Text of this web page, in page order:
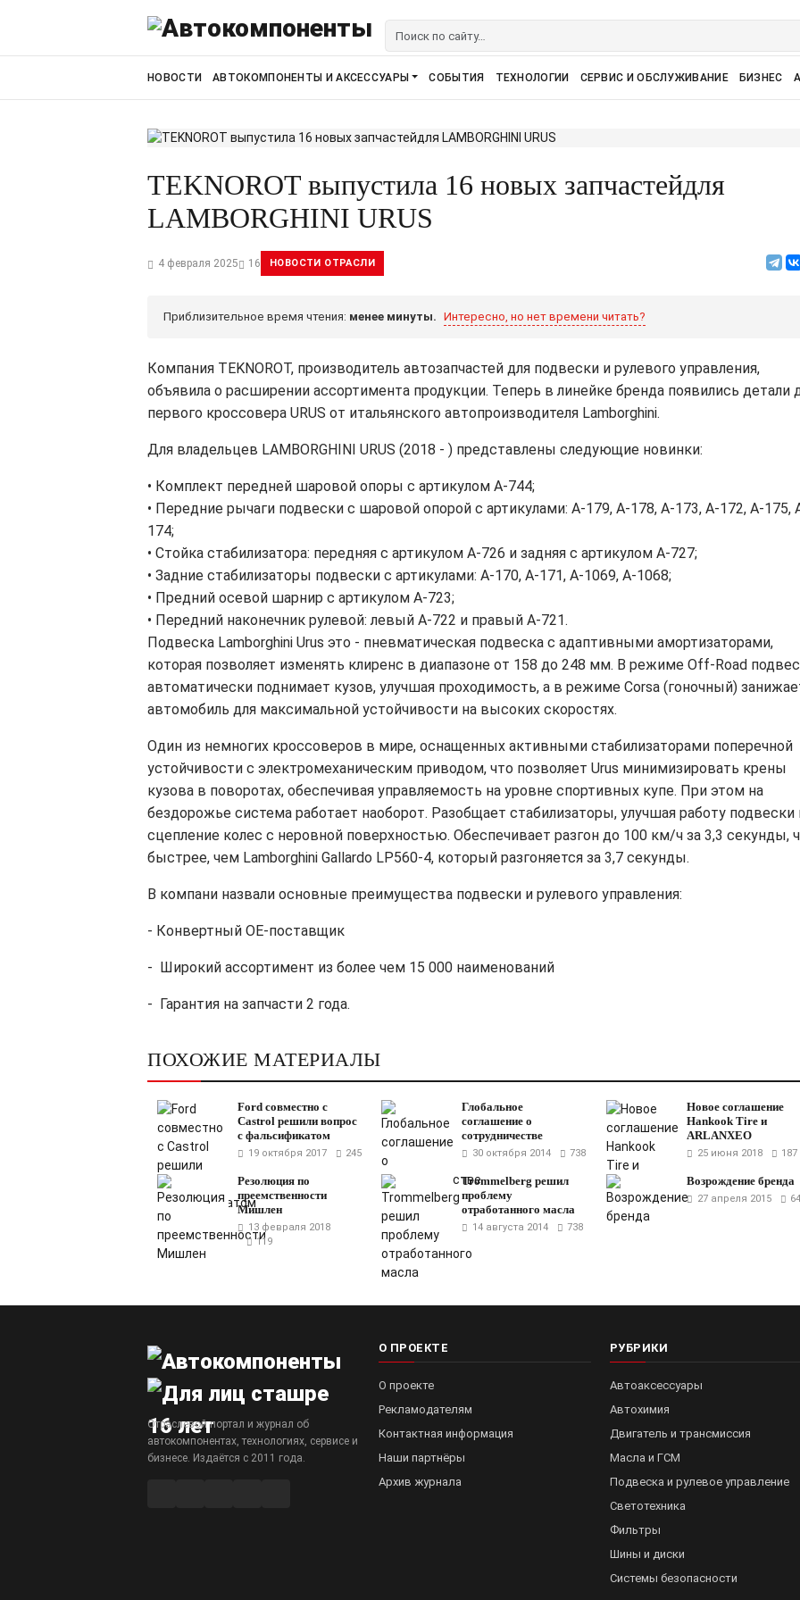
НОВОСТИ АВТОКОМПОНЕНТЫ И АКСЕССУАРЫ СОБЫТИЯ ТЕХНОЛОГИИ СЕРВИС И ОБСЛУЖИВАНИЕ БИЗНЕС
TEKNOROT выпустила 16 новых запчастейдля
LAMBORGHINI URUS
4 февраля 2025 16 НОВОСТИ ОТРАСЛИ
Приблизительное время чтения: менее минуты. Интересно, но нет времени читать?
Компания TEKNOROT, производитель автозапчастей для подвески и рулевого управления,
объявила о расширении ассортимента продукции. Теперь в линейке бренда появились детали
первого кроссовера URUS от итальянского автопроизводителя Lamborghini.
Для владельцев LAMBORGHINI URUS (2018 - ) представлены следующие новинки:
• Комплект передней шаровой опоры с артикулом A-744;
• Передние рычаги подвески с шаровой опорой с артикулами: A-179, A-178, A-173, A-172, A-175,
174;
• Стойка стабилизатора: передняя с артикулом A-726 и задняя с артикулом A-727;
• Задние стабилизаторы подвески с артикулами: A-170, A-171, A-1069, A-1068;
• Предний осевой шарнир с артикулом A-723;
• Передний наконечник рулевой:левый A-722 и правый A-721.
Подвеска Lamborghini Urus это - пневматическая подвеска с адаптивными амортизаторами,
которая позволяет изменять клиренс в диапазоне от 158 до 248 мм. В режиме Off-Road
автоматически поднимает кузов, улучшая проходимость, а в режиме Corsa (гоночный)
автомобиль для максимальной устойчивости на высоких скоростях.
Один из немногих кроссоверов в мире, оснащенных активными стабилизаторами поперечной
устойчивости с электромеханическим приводом, что позволяет Urus минимизировать крены
кузова в поворотах, обеспечивая управляемость на уровне спортивных купе. При этом на
бездорожье система работает наоборот. Разобщает стабилизаторы, улучшая работу подвески
сцепление колес с неровной поверхностью. Обеспечивает разгон до 100 км/ч за 3,3 секунды,
быстрее, чем Lamborghini Gallardo LP560-4, который разгоняется за 3,7 секунды.
В компани назвали основные преимущества подвески и рулевого управления:
- Конвертный ОЕ-поставщик
- Широкий ассортимент из более чем 15 000 наименований
- Гарантия на запчасти 2 года.
ПОХОЖИЕ МАТЕРИАЛЫ
Ford совместно с
Castrol решили вопрос
с фальсификатом
19 октября 2017 245
Глобальное
соглашение о
сотрудничестве
30 октября 2014 738
Новое соглашение
Hankook Tire и
ARLANXEO
25 июня 2018 187
Резолюция по
преемственности
Мишлен
13 февраля 2018
119
Trommelberg решил
проблему
отработанного масла
14 августа 2014 738
Возрождение бренда
27 апреля 2015
Отраслевой портал и журнал об
автокомпонентах, технологиях, сервисе и
бизнесе. Издаётся с 2011 года.
О ПРОЕКТЕ
О проекте
Рекламодателям
Контактная информация
Наши партнёры
Архив журнала
РУБРИКИ
Автоаксессуары
Автохимия
Двигатель и трансмиссия
Масла и ГСМ
Подвеска и рулевое управление
Светотехника
Фильтры
Шины и диски
Системы безопасности